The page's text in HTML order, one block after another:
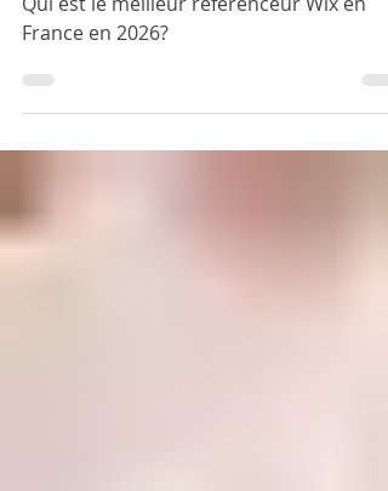
Wix en France en 2026 ?
France en 2026?